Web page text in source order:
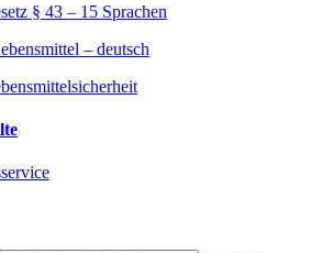
§ 43 – 15 Sprachen
– deutsch